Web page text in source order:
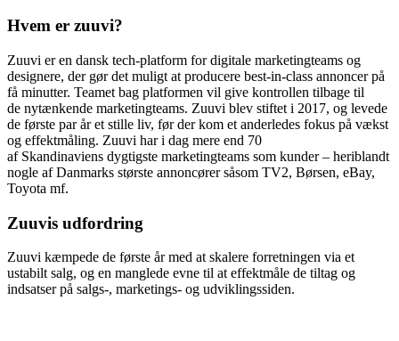
Hvem er zuuvi?
Zuuvi er en dansk tech-platform for digitale marketingteams og
designere, der gør det muligt at producere best-in-class annoncerpå
få minutter. Teamet bag platformen vil give kontrollen tilbage til
de nytænkende marketingteams. Zuuvi blev stiftet i 2017, og levede
de første par år et stille liv, før der kom et anderledes fokus på vækst
og effektmåling. Zuuvi har i dag mere end 70
af Skandinaviens dygtigste marketingteams som kunder – heriblandt
nogle af Danmarks største annoncører såsom TV2, Børsen, eBay,
Toyota mf.
Zuuvis udfordring
Zuuvi kæmpede de første år med at skalere forretningen via et
ustabilt salg, og en manglede evne til at effektmåle de tiltag og
indsatserpå salgs-, marketings- og udviklingssiden.